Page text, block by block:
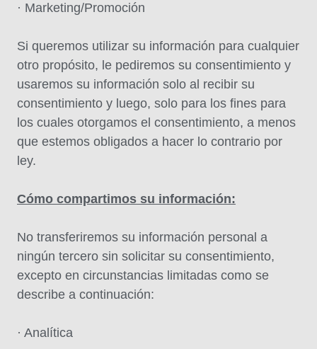
· Marketing/Promoción
Si queremos utilizar su información para cualquier
otro propósito, le pediremos su consentimiento y
usaremos su información solo al recibir su
consentimiento y luego, solo para los fines para
los cuales otorgamos el consentimiento, a menos
que estemos obligados a hacer lo contrario por
ley.
Cómo compartimos su información:
No transferiremos su información personal a
ningún tercero sin solicitar su consentimiento,
excepto en circunstancias limitadas como se
describe a continuación:
· Analítica